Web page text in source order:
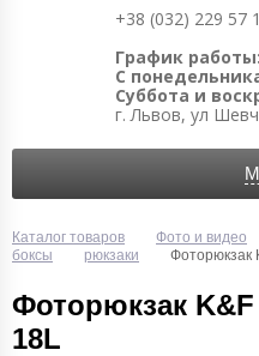
+38 (032) 229 57
График работы:
С
Суббота и
г. Львов, ул
Каталог товаров Фото и видео
боксы
рюкзаки Фоторюкзак
Фоторюкзак
18L